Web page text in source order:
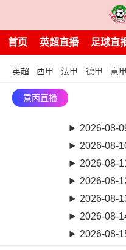
首页 英超直播 足球直
英超 西甲 法甲 德甲 意甲
意丙直播
2026-08-
2026-08-
2026-08-
2026-08-
2026-08-
2026-08-
2026-08-